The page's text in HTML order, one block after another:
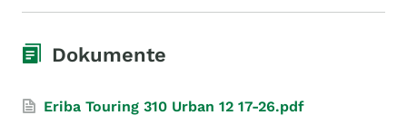
Dokumente
Eriba Touring 310 Urban 12 17-26.pdf